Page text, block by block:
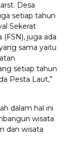
Desa
setiap tahun
Sekerat
(FSN), juga ada
sama yaitu
setiap tahun
Pesta Laut,”
dalam hal ini
wisata
dan wisata